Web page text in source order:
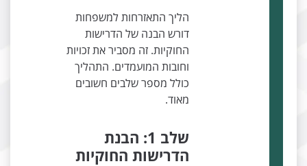
הליך התאזרחות למשפחות
דורש הבנה של הדרישות
החוקיות. זה מסביר את זכויות
וחובות המועמדים. התהליך
כולל מספר שלבים חשובים
שלב 1: הבנת
הדרישות החוקיות